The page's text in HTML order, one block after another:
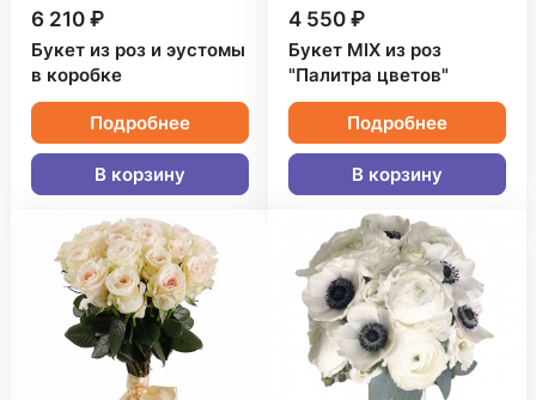
6 210 ₽
Букет из роз и эустомы
в коробке
Подробнее
В корзину
4 550 ₽
Букет MIX из роз
"Палитра цветов"
Подробнее
В корзину